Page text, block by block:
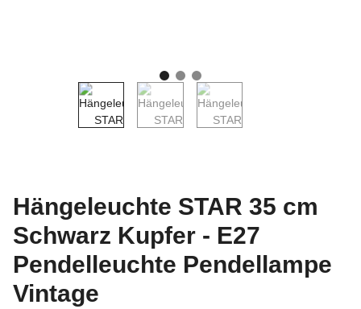
Hängeleuchte STAR 35 cm
Schwarz Kupfer - E27
Pendelleuchte Pendellampe
Vintage